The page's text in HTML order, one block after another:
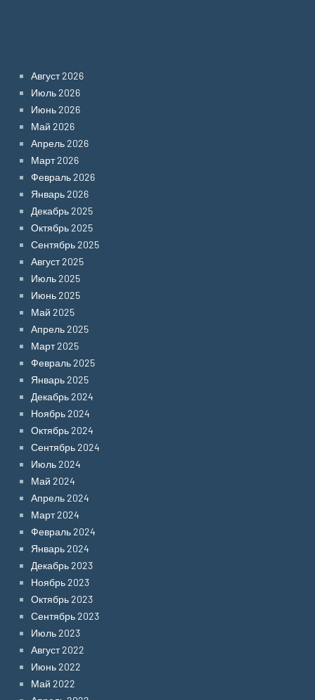
Август 2026
Июль 2026
Июнь 2026
Май 2026
Апрель 2026
Март 2026
Февраль 2026
Январь 2026
Декабрь 2025
Октябрь 2025
Сентябрь 2025
Август 2025
Июль 2025
Июнь 2025
Май 2025
Апрель 2025
Март 2025
Февраль 2025
Январь 2025
Декабрь 2024
Ноябрь 2024
Октябрь 2024
Сентябрь 2024
Июль 2024
Май 2024
Апрель 2024
Март 2024
Февраль 2024
Январь 2024
Декабрь 2023
Ноябрь 2023
Октябрь 2023
Сентябрь 2023
Июль 2023
Август 2022
Июнь 2022
Май 2022